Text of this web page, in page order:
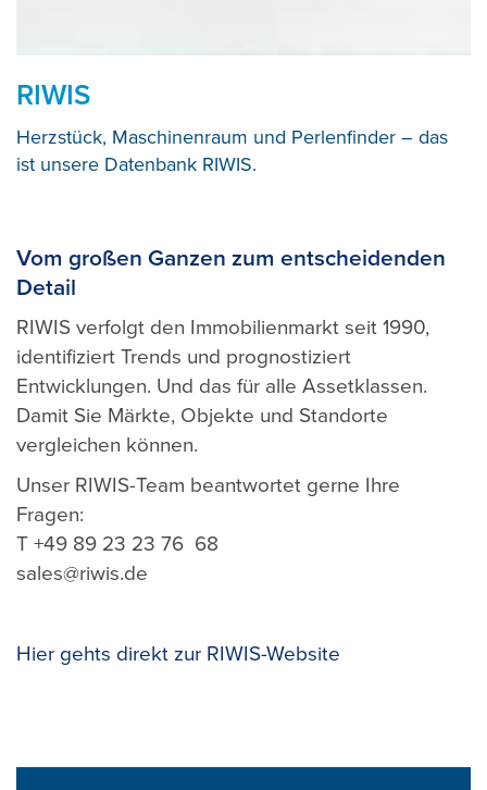
RIWIS
Herzstück, Maschinenraum und Perlenfinder – das
ist unsere Datenbank RIWIS.
Vom großen Ganzen zum entscheidenden
Detail
RIWIS verfolgt den Immobilienmarkt seit 1990,
identifiziert Trends und prognostiziert
Entwicklungen. Und das für alle Assetklassen.
Damit Sie Märkte, Objekte und Standorte
vergleichen können.
Unser RIWIS-Team beantwortet gerne Ihre
Fragen:
T +49 89 23 23 76 68
sales@riwis.de
Hier gehts direkt zur RIWIS-Website